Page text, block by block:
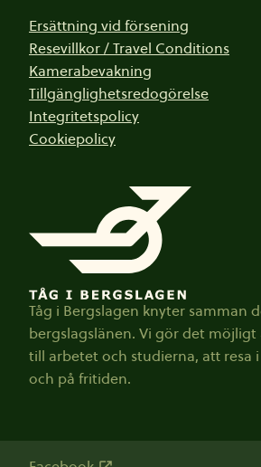
Ersättning vid försening
Resevillkor / Travel Conditions
Kamerabevakning
Tillgänglighetsredogörelse
Integritetspolicy
Cookiepolicy
Tåg i Bergslagen knyter samman
bergslagslänen. Vi gör det
till arbetet och studierna, att resa
och på fritiden.